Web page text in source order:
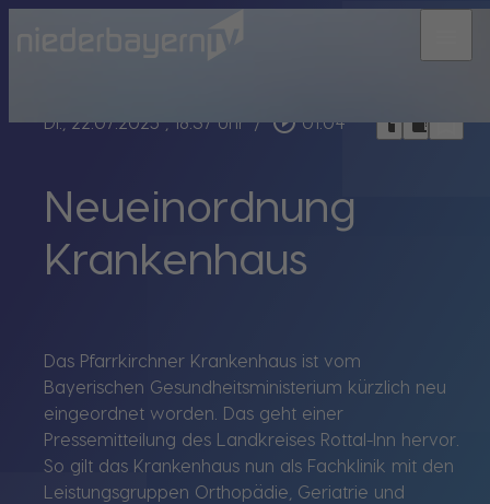
Di., 22.07.2025, 18:37 Uhr / play_circle_outline 01:04 headphoneschrome_reader_modebookmark_border
Neueinordnung
Krankenhaus
Das Pfarrkirchner Krankenhaus ist vom
Bayerischen Gesundheitsministerium kürzlich neu
eingeordnet worden. Das geht einer
Pressemitteilung des Landkreises Rottal-Inn hervor.
So gilt das Krankenhaus nun als Fachklinik mit den
Leistungsgruppen Orthopädie, Geriatrie und